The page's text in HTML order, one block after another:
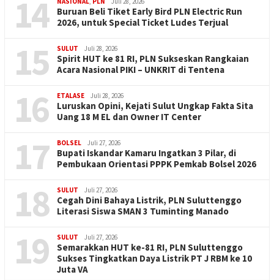
14
Buruan Beli Tiket Early Bird PLN Electric Run
2026, untuk Special Ticket Ludes Terjual
15 SULUT Juli 28, 2026
Spirit HUT ke 81 RI, PLN Sukseskan Rangkaian
Acara Nasional PIKI – UNKRIT di Tentena
16 ETALASE Juli 28, 2026
Luruskan Opini, Kejati Sulut Ungkap Fakta Sita
Uang 18 M EL dan Owner IT Center
17 BOLSEL Juli 27, 2026
Bupati Iskandar Kamaru Ingatkan 3 Pilar, di
Pembukaan Orientasi PPPK Pemkab Bolsel 2026
18 SULUT Juli 27, 2026
Cegah Dini Bahaya Listrik, PLN Suluttenggo
Literasi Siswa SMAN 3 Tuminting Manado
19 SULUT Juli 27, 2026
Semarakkan HUT ke-81 RI, PLN Suluttenggo
Sukses Tingkatkan Daya Listrik PT J RBM ke 10
Juta VA